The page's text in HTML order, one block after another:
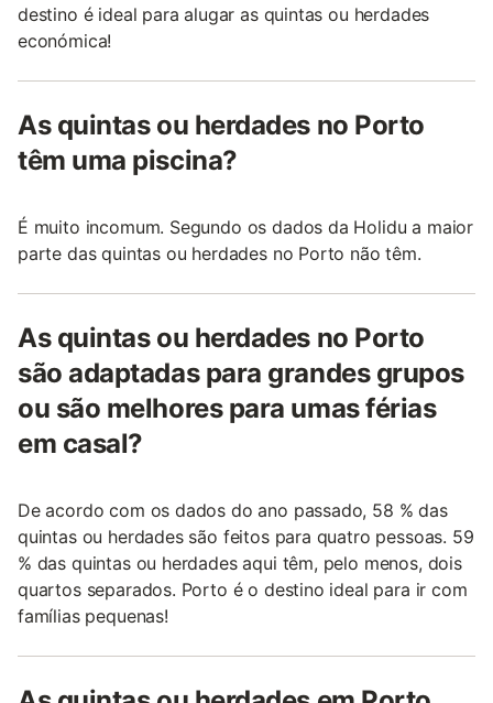
destino é ideal para alugar as quintas ou herdades
económica!
As quintas ou herdades no Porto
têm uma piscina?
É muito incomum. Segundo os dados da Holidu a maior
parte das quintas ou herdades no Porto não têm.
As quintas ou herdades no Porto
são adaptadas para grandes grupos
ou são melhores para umas férias
em casal?
De acordo com os dados do ano passado, 58 % das
quintas ou herdades são feitos para quatro pessoas. 59
% das quintas ou herdades aqui têm, pelo menos, dois
quartos separados. Porto é o destino ideal para ir com
famílias pequenas!